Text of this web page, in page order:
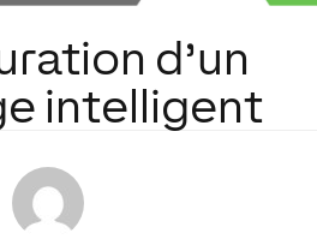
d’un
intelligent